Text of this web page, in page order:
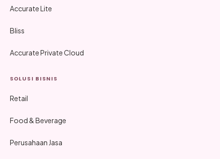
Accurate Lite
Bliss
Accurate Private Cloud
SOLUSI BISNIS
Retail
Food & Beverage
Perusahaan Jasa